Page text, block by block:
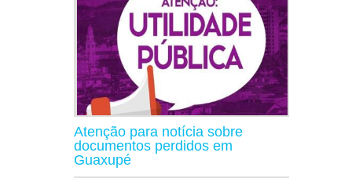
Atenção para notícia sobre
documentos perdidos em
Guaxupé